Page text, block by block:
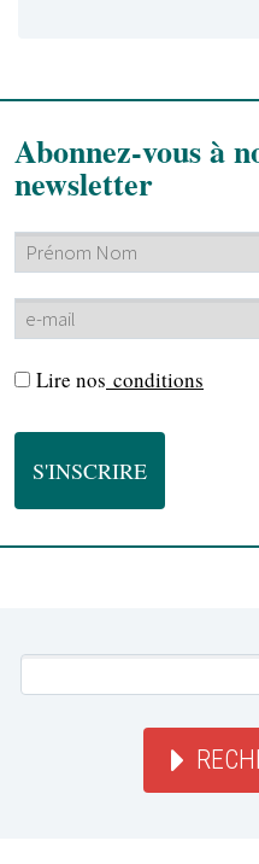
Abonnez-vous à
newsletter
Lire nos conditions